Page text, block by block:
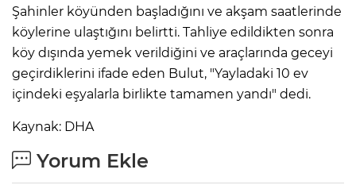
Şahinler köyünden başladığını ve akşam saatlerinde
köylerine ulaştığını belirtti. Tahliye edildikten sonra
köy dışında yemek verildiğini ve araçlarında geceyi
geçirdiklerini ifade eden Bulut, "Yayladaki 10 ev
içindeki eşyalarla birlikte tamamen yandı" dedi.
Kaynak: DHA
Yorum Ekle